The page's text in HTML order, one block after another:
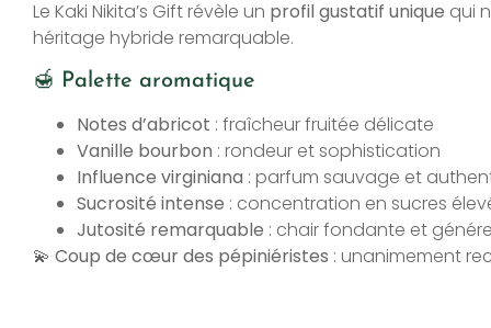
Le Kaki Nikita’s Gift révèle un profil gustatif unique qui
héritage hybride remarquable.
🍯 Palette aromatique
Notes d’abricot : fraîcheur fruitée délicate
Vanille bourbon : rondeur et sophistication
Influence virginiana : parfum sauvage et
Sucrosité intense : concentration en sucres
Jutosité remarquable : chair fondante et
💫 Coup de cœur des pépiniéristes : unanimement